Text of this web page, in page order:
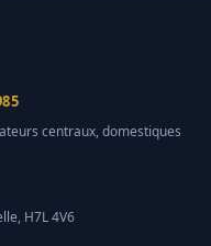
centraux, domestiques
H7L 4V6